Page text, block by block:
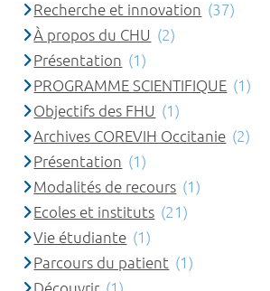
Recherche et innovation (37)
À propos du CHU (2)
Présentation (1)
PROGRAMME SCIENTIFIQUE (1)
Objectifs des FHU (1)
Archives COREVIH Occitanie (2)
Présentation (1)
Modalités de recours (1)
Ecoles et instituts (21)
Vie étudiante (1)
Parcours du patient (1)